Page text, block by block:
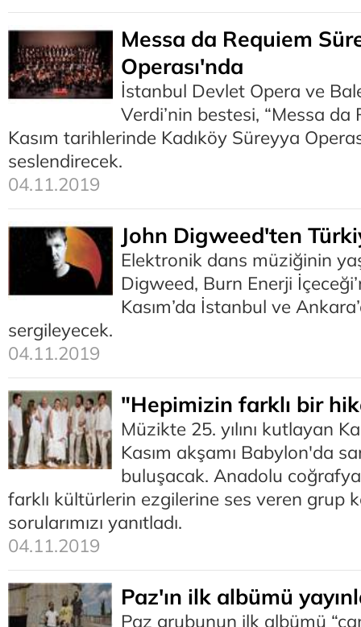
Messa da Requiem
Operası'nda
İstanbul Devlet Opera ve
Verdi’nin bestesi, “Messa da
Kasım tarihlerinde Kadıköy Süreyya
seslendirecek.
04.11.2019
John Digweed'ten
Elektronik dans müziğinin
Digweed, Burn Enerji
Kasım’da İstanbul ve
sergileyecek.
04.11.2019
"Hepimizin farklı bir
Müzikte 25. yılını kutlayan
Kasım akşamı Babylon'da
buluşacak. Anadolu
farklı kültürlerin ezgilerine ses veren grup
sorularımızı yanıtladı.
04.11.2019
Paz'ın ilk albümü
Paz grubunun ilk albümü